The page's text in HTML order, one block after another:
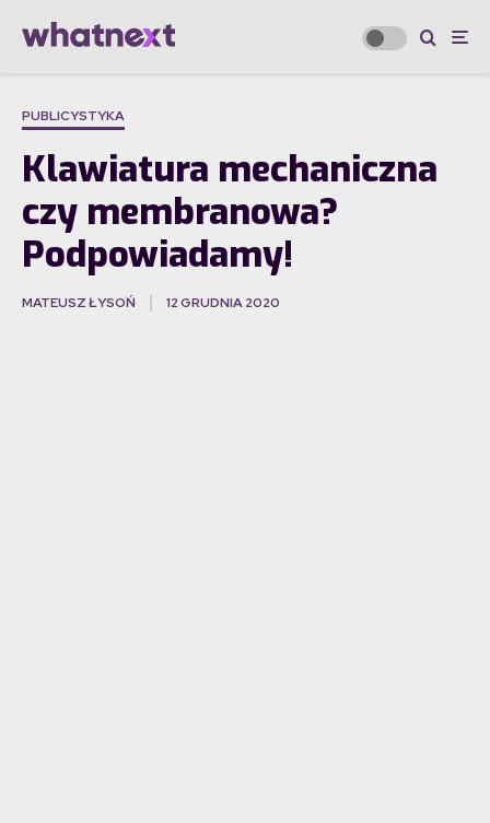
PUBLICYSTYKA
Klawiatura mechaniczna
czy membranowa?
Podpowiadamy!
MATEUSZ ŁYSOŃ 12 GRUDNIA 2020